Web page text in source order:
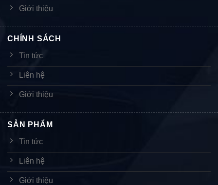
Giới thiệu
CHÍNH SÁCH
Tin tức
Liên hệ
Giới thiệu
SẢN PHẨM
Tin tức
Liên hệ
Giới thiệu